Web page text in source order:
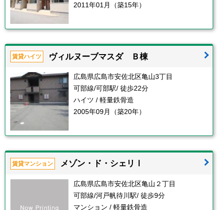
2011年01月（築15年）
賃貸ハイツ ヴィルヌーブマスダ Ｂ棟
広島県広島市安佐北区亀山3丁目
可部線/可部駅/ 徒歩22分
ハイツ / 軽量鉄骨造
2005年09月（築20年）
賃貸マンション メゾン・ド・シェリⅠ
広島県広島市安佐北区亀山２丁目
可部線/河戸帆待川駅/ 徒歩9分
マンション / 軽量鉄骨造